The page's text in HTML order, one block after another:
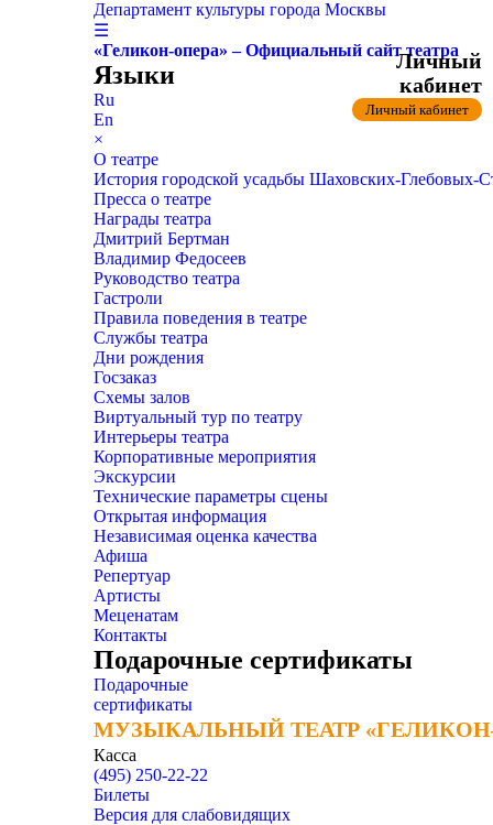
Департамент культуры города Москвы
☰
«Геликон-опера» – Официальный сайт театра
Языки
Ru
En
×
О театре
История городской усадьбы Шаховских-
Пресса о театре
Награды театра
Дмитрий Бертман
Владимир Федосеев
Руководство театра
Гастроли
Правила поведения в театре
Службы театра
Дни рождения
Госзаказ
Схемы залов
Виртуальный тур по театру
Интерьеры театра
Корпоративные мероприятия
Экскурсии
Технические параметры сцены
Открытая информация
Независимая оценка качества
Афиша
Репертуар
Артисты
Меценатам
Контакты
Подарочные сертификаты
Подарочные
сертификаты
МУЗЫКАЛЬНЫЙ ТЕАТР
МУЗЫКАЛЬНЫЙ ТЕАТР
Касса
(495) 250-22-22
Личный
кабинет
Личный кабинет
Билеты
Версия для слабовидящих